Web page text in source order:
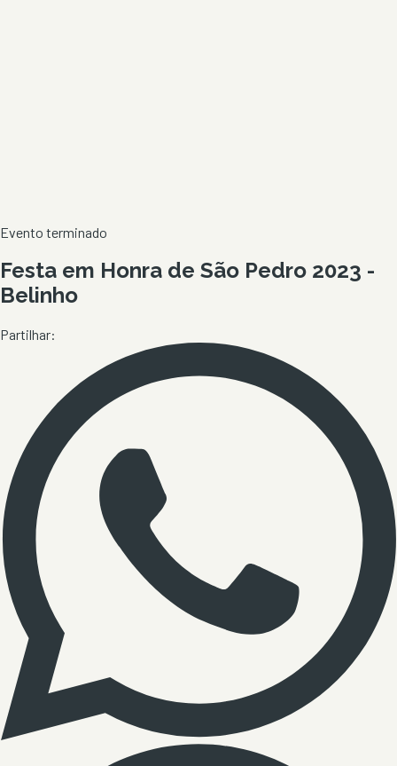
Evento terminado
Festa em Honra de São Pedro 2023 -
Belinho
Partilhar: